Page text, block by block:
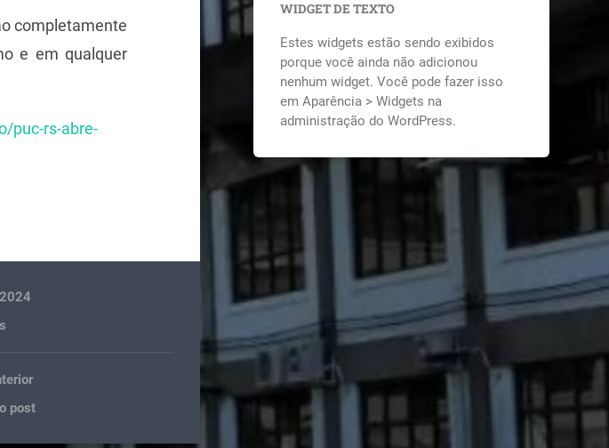
completamente
e em qualquer
puc-rs-abre-
post
WIDGET DE TEXTO
Estes widgets estão sendo exibidos
porque você ainda não adicionou
nenhum widget. Você pode fazer isso
em Aparência > Widgets na
administração do WordPress.